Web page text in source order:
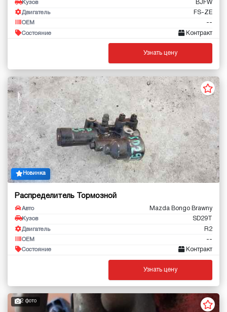
Кузов BJFW
Двигатель FS-ZE
OEM --
Состояние Контракт
Узнать цену
Новинка
Распределитель Тормозной
Авто Mazda Bongo Brawny
Кузов SD29T
Двигатель R2
OEM --
Состояние Контракт
Узнать цену
2 фото